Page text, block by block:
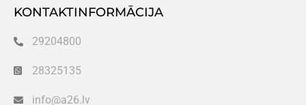
KONTAKTINFORMĀCIJA
29204800
28325135
info@a26.lv